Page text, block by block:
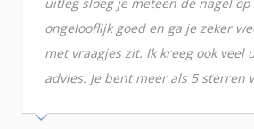
uitleg sloeg je meteen de nagel
ongelooflijk goed en ga je zeker
met vraagjes zit. Ik kreeg ook veel
advies. Je bent meer als 5 sterren